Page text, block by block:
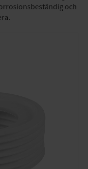
och